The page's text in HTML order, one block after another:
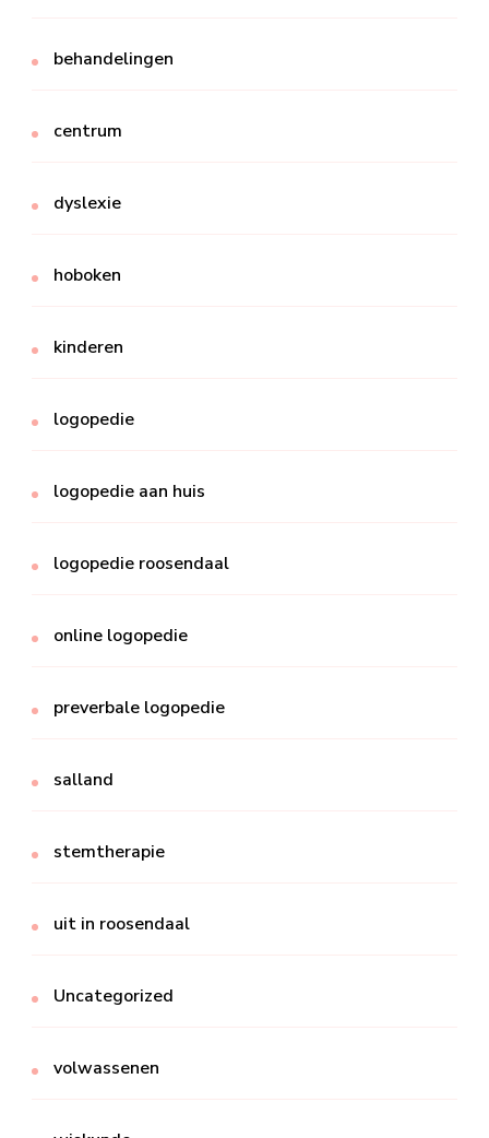
behandelingen
centrum
dyslexie
hoboken
kinderen
logopedie
logopedie aan huis
logopedie roosendaal
online logopedie
preverbale logopedie
salland
stemtherapie
uit in roosendaal
Uncategorized
volwassenen